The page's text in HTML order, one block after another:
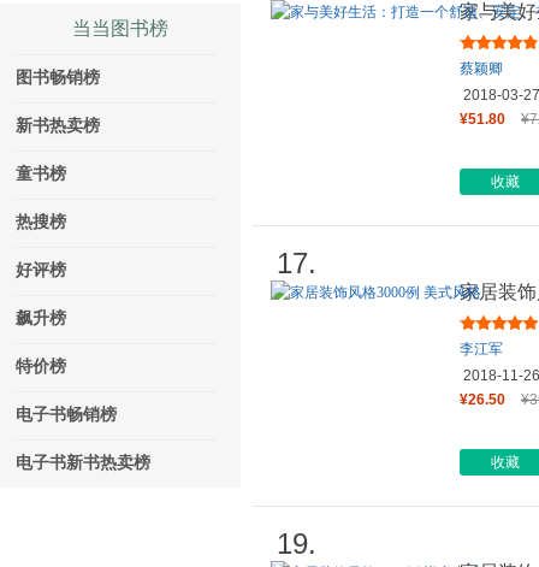
当当图书榜
图书畅销榜
新书热卖榜
童书榜
热搜榜
好评榜
飙升榜
特价榜
电子书畅销榜
电子书新书热卖榜
家与美
趣的生
蔡颖卿
2018-03-27
¥51.80
收藏
17.
家居装
李江军
2018-11-26
¥26.50
收藏
19.